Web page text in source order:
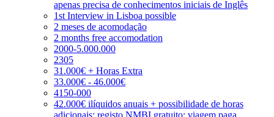
apenas precisa de conhecimentos iniciais de Inglês
1st Interview in Lisboa possible
2 meses de acomodação
2 months free accomodation
2000-5.000.000
2305
31.000€ + Horas Extra
33.000€ - 46.000€
4150-000
42.000€ ilíquidos anuais + possibilidade de horas
adicionais; registo NMBI gratuito; viagem paga